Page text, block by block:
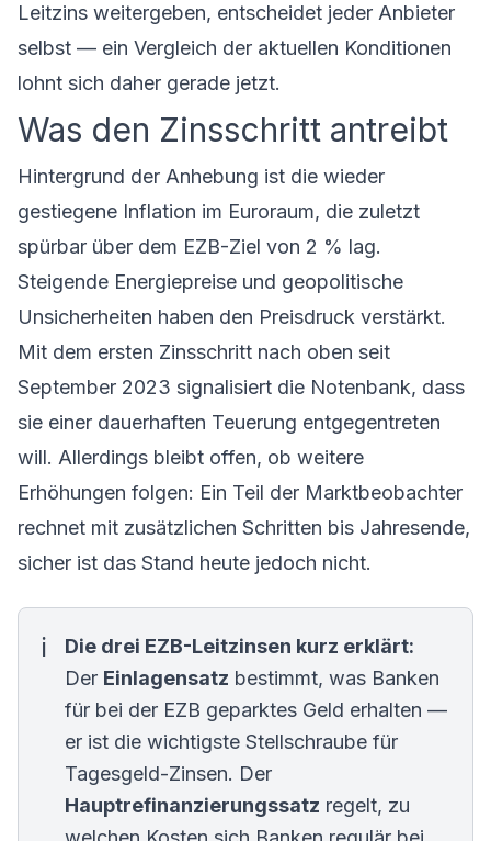
Leitzins weitergeben, entscheidet jeder Anbieter
selbst — ein Vergleich der aktuellen Konditionen
lohnt sich daher gerade jetzt.
Was den Zinsschritt antreibt
Hintergrund der Anhebung ist die wieder
gestiegene Inflation im Euroraum, die zuletzt
spürbar über dem EZB-Ziel von 2 % lag.
Steigende Energiepreise und geopolitische
Unsicherheiten haben den Preisdruck verstärkt.
Mit dem ersten Zinsschritt nach oben seit
September 2023 signalisiert die Notenbank, dass
sie einer dauerhaften Teuerung entgegentreten
will. Allerdings bleibt offen, ob weitere
Erhöhungen folgen: Ein Teil der Marktbeobachter
rechnet mit zusätzlichen Schritten bis Jahresende,
sicher ist das Stand heute jedoch nicht.
Die drei EZB-Leitzinsen kurz erklärt:
Der Einlagensatz bestimmt, was Banken
für bei der EZB geparktes Geld erhalten —
er ist die wichtigste Stellschraube für
Tagesgeld-Zinsen. Der
Hauptrefinanzierungssatz regelt, zu